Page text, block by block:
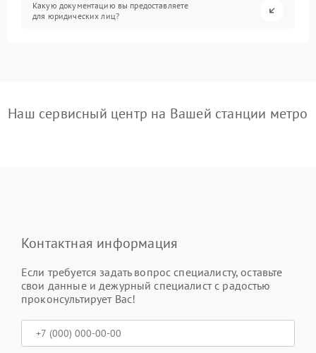
Какую документацию вы предоставляете
для юридических лиц?
Наш сервисный центр на Вашей станции метро
Контактная информация
Если требуется задать вопрос специалисту, оставьте
свои данные и дежурный специалист с радостью
проконсультирует Вас!